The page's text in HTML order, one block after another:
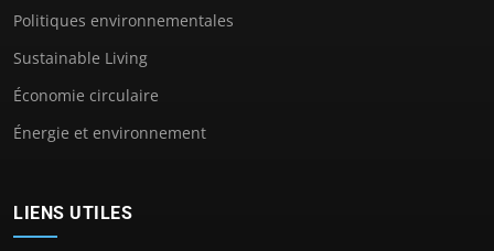
Politiques environnementales
Sustainable Living
Économie circulaire
Énergie et environnement
LIENS UTILES